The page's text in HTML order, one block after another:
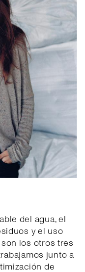
del agua, el
y el uso
los otros tres
junto a
de